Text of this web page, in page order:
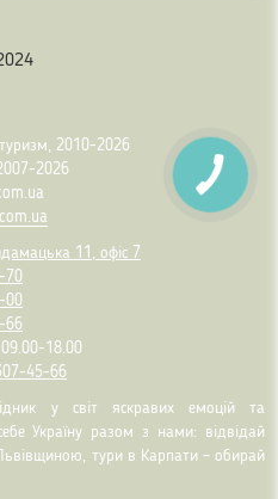
2010-2026
2026
11, офіс 7
70
00
66
18.00
45-66
у світ яскравих емоцій та
Україну разом з нами: відвідай
тури в Карпати – обирай